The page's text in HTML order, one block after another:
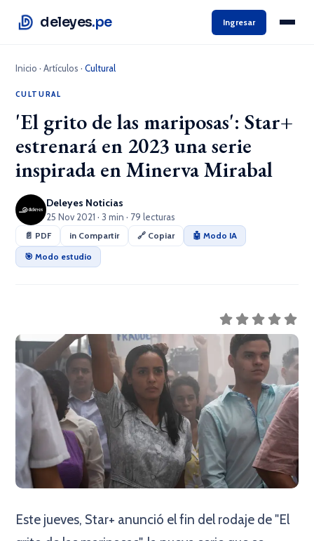
deleyes.pe Ingresar
Inicio ·Artículos ·Cultural
CULTURAL
'El grito de las mariposas': Star+
estrenará en 2023 una serie
inspirada en Minerva Mirabal
Deleyes Noticias
25 Nov 2021 · 3 min · 79 lecturas
📄 PDF in Compartir 🔗 Copiar
🤖 Modo IA
🎯 Modo estudio
Este jueves, Star+ anunció el fin del rodaje de "El